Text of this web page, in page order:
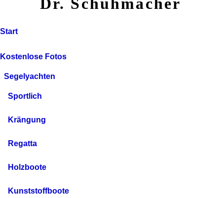
Start
Kostenlose Fotos
Segelyachten
Sportlich
Krängung
Regatta
Holzboote
Kunststoffboote